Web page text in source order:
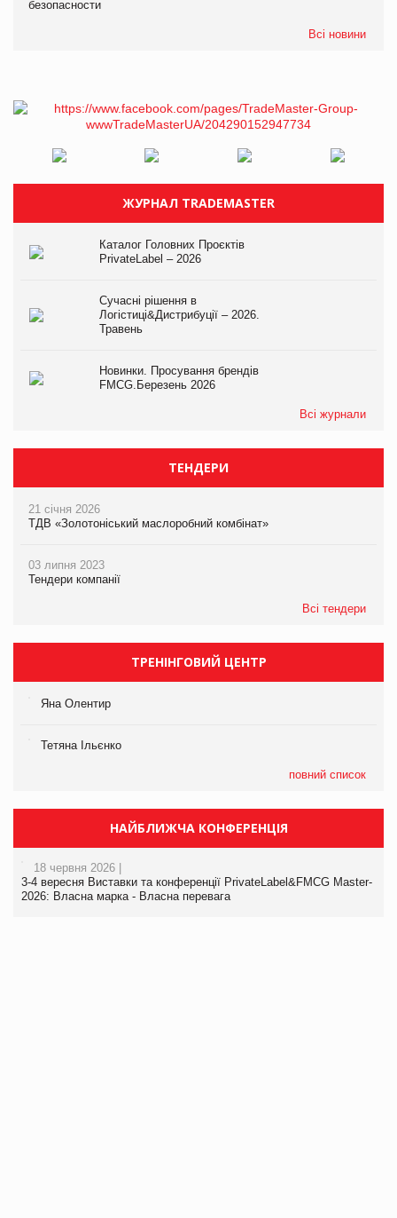
безопасности
Всі новини
ЖУРНАЛ TRADEMASTER
Каталог Головних Проєктів
PrivateLabel – 2026
Сучасні рішення в
Логістиці&Дистрибуції – 2026.
Травень
Новинки. Просування брендів
FMCG.Березень 2026
Всі журнали
ТЕНДЕРИ
21 січня 2026
ТДВ «Золотоніський маслоробний комбінат»
03 липня 2023
Тендери компанії
Всі тендери
ТРЕНІНГОВИЙ ЦЕНТР
Яна Олентир
Тетяна Ільєнко
повний список
НАЙБЛИЖЧА КОНФЕРЕНЦІЯ
18 червня 2026 |
3-4 вересня Виставки та конференції PrivateLabel&FMCG Master-
2026: Власна марка - Власна перевага